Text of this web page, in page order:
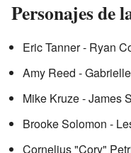
Personajes de
Eric Tanner - Ryan
Amy Reed -
Mike Kruze - James
Brooke Solomon -
Cornelius "Cory"